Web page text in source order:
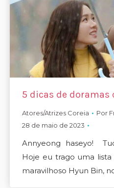
5 dicas de doramas
Atores/Atrizes Coreia Por
28 de maio de 2023
Annyeong haseyo!
Hoje eu trago uma
maravilhoso Hyun Bin,